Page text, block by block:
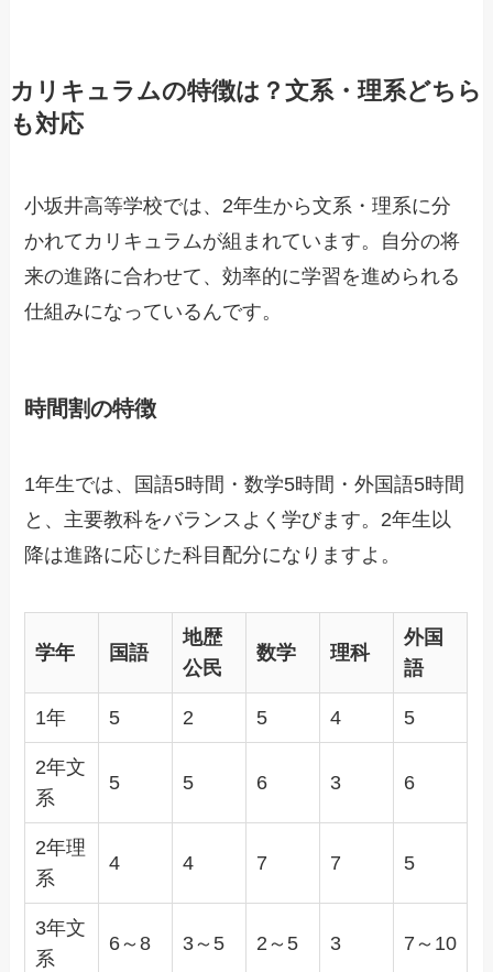
カリキュラムの特徴は？文系・理系どちら
も対応
小坂井高等学校では、2年生から文系・理系に分
かれてカリキュラムが組まれています。自分の将
来の進路に合わせて、効率的に学習を進められる
仕組みになっているんです。
時間割の特徴
1年生では、国語5時間・数学5時間・外国語5時間
と、主要教科をバランスよく学びます。2年生以
降は進路に応じた科目配分になりますよ。
学年 国語
地歴
公民
数学 理科
外国
語
1年 5 2 5 4 5
2年文
系
5 5 6 3 6
2年理
系
4 4 7 7 5
3年文
系
6～8 3～5 2～5 3 7～10